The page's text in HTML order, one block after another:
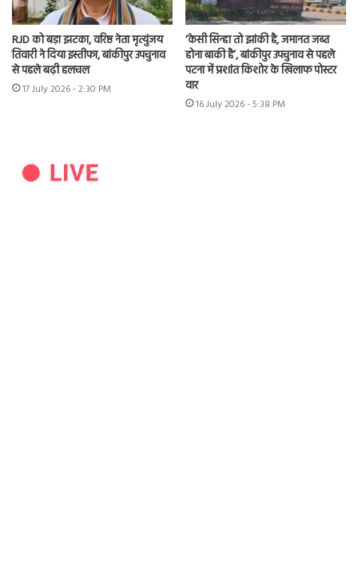
RJD को बड़ा झटका, वरिष्ठ नेता मृत्युंजय
तिवारी ने दिया इस्तीफा, बांकीपुर उपचुनाव
से पहले बढ़ी हलचल
17 July 2026 - 2:30 PM
‘केसी सिन्हा तो झांकी है, जमानत जब्त
होना बाकी है’, बांकीपुर उपचुनाव से पहले
पटना में प्रशांत किशोर के खिलाफ पोस्टर
वार
16 July 2026 - 5:38 PM